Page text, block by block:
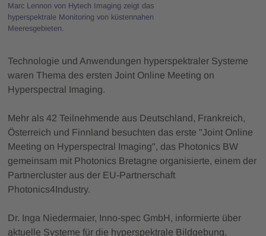
Marc Lennon von Hytech Imaging zeigt das
hyperspektrale Monitoring von küstennahen
Meeresgebieten.
Technologie und Anwendungen hyperspektraler Systeme
waren Thema des ersten Joint Online Meeting on
Hyperspectral Imaging.
Mehr als 42 Teilnehmende aus Deutschland, Frankreich,
Österreich und Finnland besuchten das erste "Joint Online
Meeting on Hyperspectral Imaging", das Photonics BW
gemeinsam mit Photonics Bretagne organisierte, einem der
Partnercluster aus der EU-Partnerschaft
Photonics4Industry.
Dr. Inga Niedermaier, Inno-spec GmbH, informierte über
aktuelle Systeme für die hyperspektrale Bildgebung,